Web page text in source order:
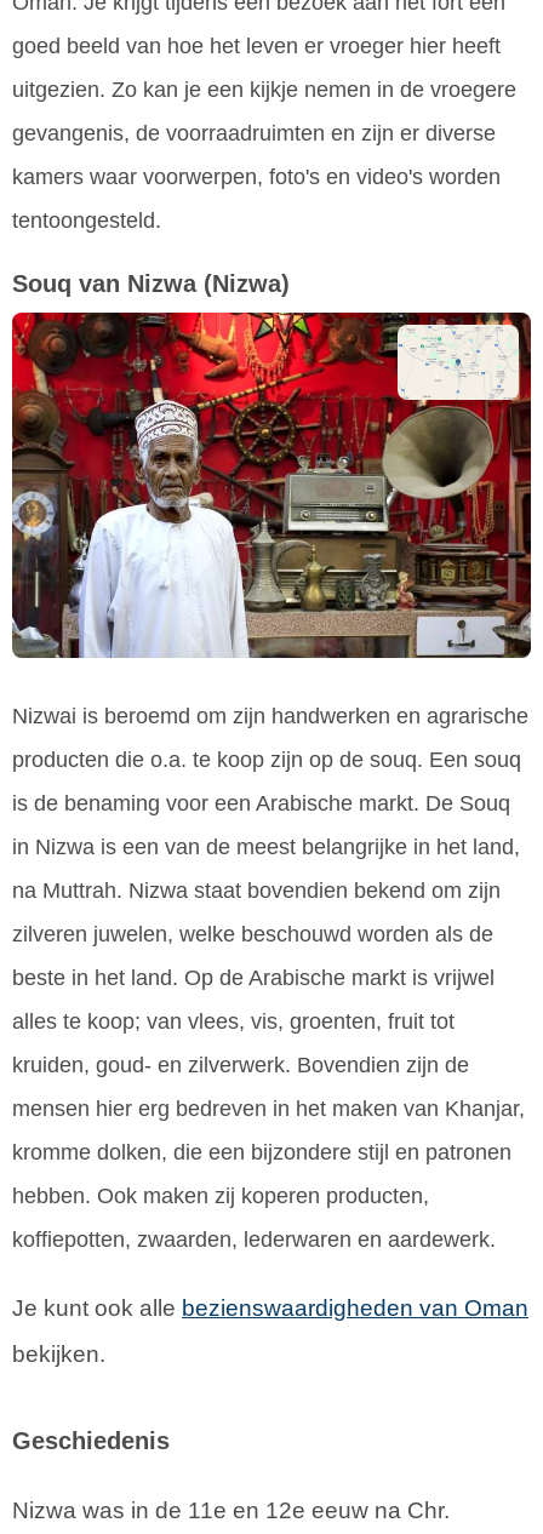
goed beeld van hoe het leven er vroeger hier heeft
uitgezien. Zo kan je een kijkje nemen in de vroegere
gevangenis, de voorraadruimten en zijn er diverse
kamers waar voorwerpen, foto's en video's worden
tentoongesteld.
Souq van Nizwa (Nizwa)
Nizwai is beroemd om zijn handwerken en agrarische
producten die o.a. te koop zijn op de souq. Een souq
is de benaming voor een Arabische markt. De Souq
in Nizwa is een van de meest belangrijke in het land,
na Muttrah. Nizwa staat bovendien bekend om zijn
zilveren juwelen, welke beschouwd worden als de
beste in het land. Op de Arabische markt is vrijwel
alles te koop; van vlees, vis, groenten, fruit tot
kruiden, goud- en zilverwerk. Bovendien zijn de
mensen hier erg bedreven in het maken van Khanjar,
kromme dolken, die een bijzondere stijl en patronen
hebben. Ook maken zij koperen producten,
koffiepotten, zwaarden, lederwaren en aardewerk.
Je kunt ook alle bezienswaardigheden van Oman
bekijken.
Geschiedenis
Nizwa was in de 11e en 12e eeuw na Chr.